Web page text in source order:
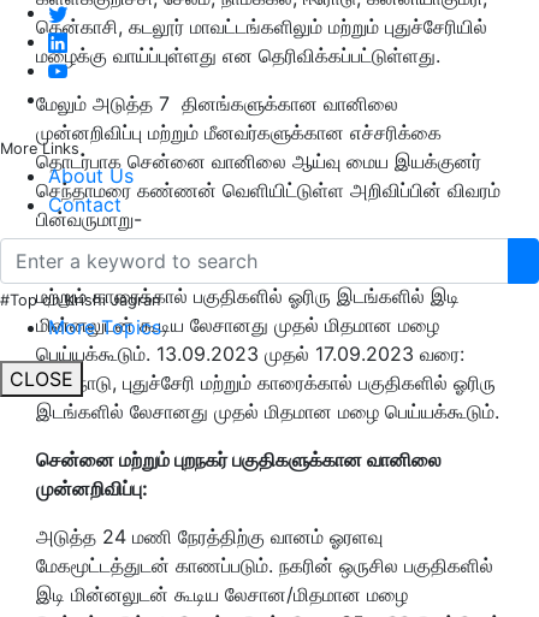
More Links
About Us
Contact
#Top on Krishi Jagran
More Topics
CLOSE
தென்காசி, கடலூர் மாவட்டங்களிலும் மற்றும் புதுச்சேரியில்
மழைக்கு வாய்ப்புள்ளது என தெரிவிக்கப்பட்டுள்ளது.
மேலும் அடுத்த 7 தினங்களுக்கான வானிலை
முன்னறிவிப்பு மற்றும் மீனவர்களுக்கான எச்சரிக்கை
தொடர்பாக சென்னை வானிலை ஆய்வு மைய இயக்குனர்
செந்தாமரை கண்ணன் வெளியிட்டுள்ள அறிவிப்பின் விவரம்
பின்வருமாறு-
11.09.2023 மற்றும் 12.09.2023: தமிழ்நாடு, புதுச்சேரி
மற்றும் காரைக்கால் பகுதிகளில் ஓரிரு இடங்களில் இடி
மின்னலுடன் கூடிய லேசானது முதல் மிதமான மழை
பெய்யக்கூடும். 13.09.2023 முதல் 17.09.2023 வரை:
தமிழ்நாடு, புதுச்சேரி மற்றும் காரைக்கால் பகுதிகளில் ஓரிரு
இடங்களில் லேசானது முதல் மிதமான மழை பெய்யக்கூடும்.
சென்னை மற்றும் புறநகர் பகுதிகளுக்கான வானிலை
முன்னறிவிப்பு:
அடுத்த 24 மணி நேரத்திற்கு வானம் ஓரளவு
மேகமூட்டத்துடன் காணப்படும். நகரின் ஒருசில பகுதிகளில்
இடி மின்னலுடன் கூடிய லேசான/மிதமான மழை